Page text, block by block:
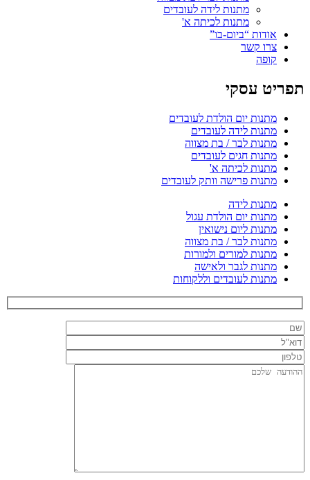
מתנות לידה לעובדים
מתנות לכיתה א'
אודות “ביום-בו”
צרו קשר
קופה
תפריט עסקי
מתנות יום הולדת לעובדים
מתנות לידה לעובדים
מתנות לבר / בת מצווה
מתנות חגים לעובדים
מתנות לכיתה א'
מתנות פרישה וותק לעובדים
מתנות לידה
מתנות יום הולדת עגול
מתנות ליום נישואין
מתנות לבר / בת מצווה
מתנות למורים ולמורות
מתנות לגבר ולאישה
מתנות לעובדים וללקוחות